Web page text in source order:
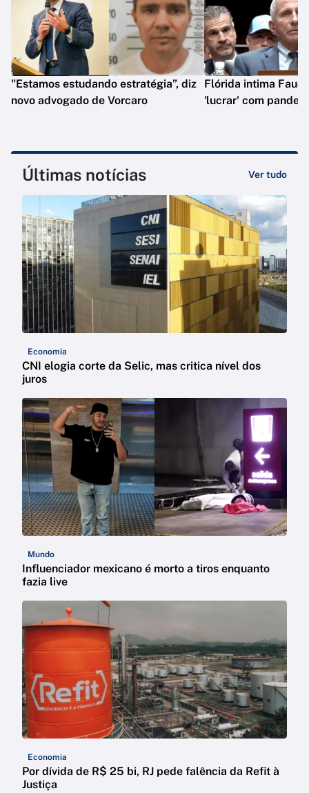
"Estamos estudando estratégia”, diz
novo advogado de Vorcaro
Flórida intima
'lucrar' com
Últimas notícias Ver tudo
Economia
CNI elogia corte da Selic, mas critica nível dos
juros
Mundo
Influenciador mexicano é morto a tiros enquanto
fazia live
Economia
Por dívida de R$ 25 bi, RJ pede falência da Refit à
Justiça